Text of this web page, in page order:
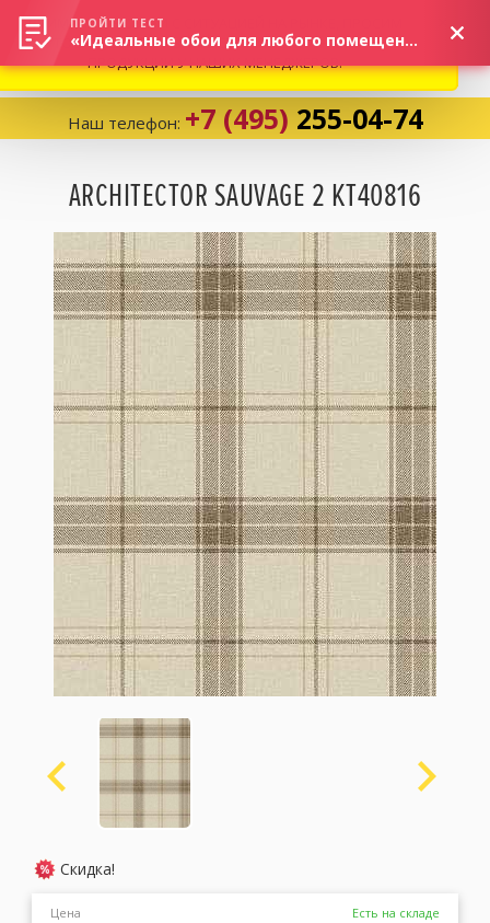
Корзина:0
Избранное:0 товаров
Каталог
Компания
Личный кабинет
Москва (сменить город)
Заказать обратный звонок
Наш телефон: +7 (495) 255-04-74
ARCHITECTOR SAUVAGE 2 KT40816
Скидка!
Цена Есть на складе
ВНИМАНИЕ! В СВЯЗИ С СИТУАЦИЕЙ НА РЫНКЕ, ПРОСИМ
УТОЧНЯТЬ АКТУАЛЬНУЮ СТОИМОСТЬ И НАЛИЧИЕ
ПРОДУКЦИИ У НАШИХ МЕНЕДЖЕРОВ.
ПРОЙТИ ТЕСТ
«Идеальные обои для любого помещения!»